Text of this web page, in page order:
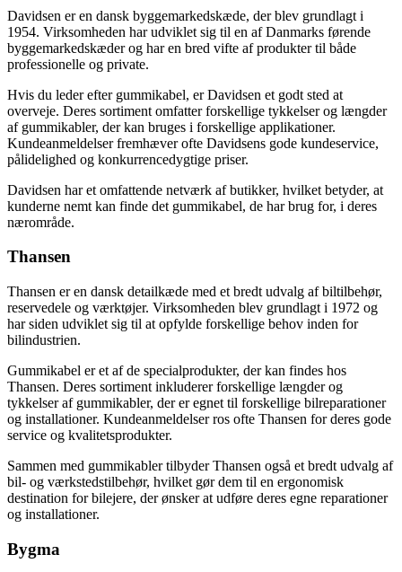
Davidsen er en dansk byggemarkedskæde, der blev grundlagt i
1954. Virksomheden har udviklet sig til en af Danmarks førende
byggemarkedskæder og har en bred vifte af produkter til både
professionelle og private.
Hvis du leder efter gummikabel, er Davidsen et godt sted at
overveje. Deres sortiment omfatter forskellige tykkelser og længder
af gummikabler, der kan bruges i forskellige applikationer.
Kundeanmeldelser fremhæver ofte Davidsens gode kundeservice,
pålidelighed og konkurrencedygtige priser.
Davidsen har et omfattende netværk af butikker, hvilket betyder, at
kunderne nemt kan finde det gummikabel, de har brug for, i deres
nærområde.
Thansen
Thansen er en dansk detailkæde med et bredt udvalg af biltilbehør,
reservedele og værktøjer. Virksomheden blev grundlagt i 1972 og
har siden udviklet sig til at opfylde forskellige behov inden for
bilindustrien.
Gummikabel er et af de specialprodukter, der kan findes hos
Thansen. Deres sortiment inkluderer forskellige længder og
tykkelser af gummikabler, der er egnet til forskellige bilreparationer
og installationer. Kundeanmeldelser ros ofte Thansen for deres gode
service og kvalitetsprodukter.
Sammen med gummikabler tilbyder Thansen også et bredt udvalg af
bil- og værkstedstilbehør, hvilket gør dem til en ergonomisk
destination for bilejere, der ønsker at udføre deres egne reparationer
og installationer.
Bygma